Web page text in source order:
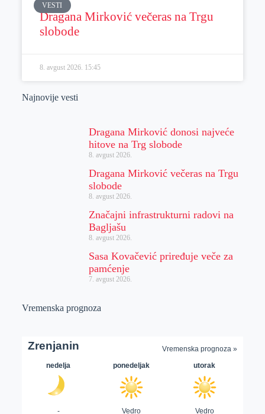
VESTI
Dragana Mirković večeras na Trgu
slobode
8. avgust 2026. 15:45
Najnovije vesti
Dragana Mirković donosi najveće
hitove na Trg slobode
8. avgust 2026.
Dragana Mirković večeras na Trgu
slobode
8. avgust 2026.
Značajni infrastrukturni radovi na
Bagljašu
8. avgust 2026.
Sasa Kovačević priređuje veče za
pamćenje
7. avgust 2026.
Vremenska prognoza